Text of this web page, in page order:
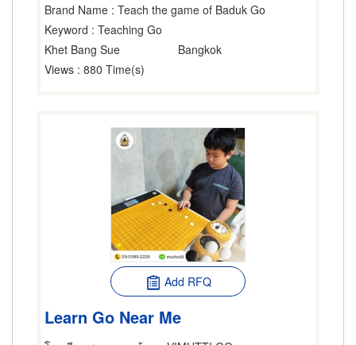
Brand Name : Teach the game of Baduk Go
Keyword : Teaching Go
Khet Bang Sue
Bangkok
Views : 880 Time(s)
Add RFQ
Learn Go Near Me